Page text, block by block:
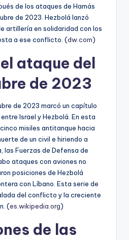
de los ataques de Hamás
de 2023. Hezbolá lanzó
artillería en solidaridad con los
a ese conflicto. (dw.com)
ataque del
de 2023
de 2023 marcó un capítulo
Israel y Hezbolá. En esta
misiles antitanque hacia
de un civil e hiriendo a
las Fuerzas de Defensa de
ataques con aviones no
posiciones de Hezbolá
con Líbano. Esta serie de
del conflicto y la creciente
(es.wikipedia.org)
de las